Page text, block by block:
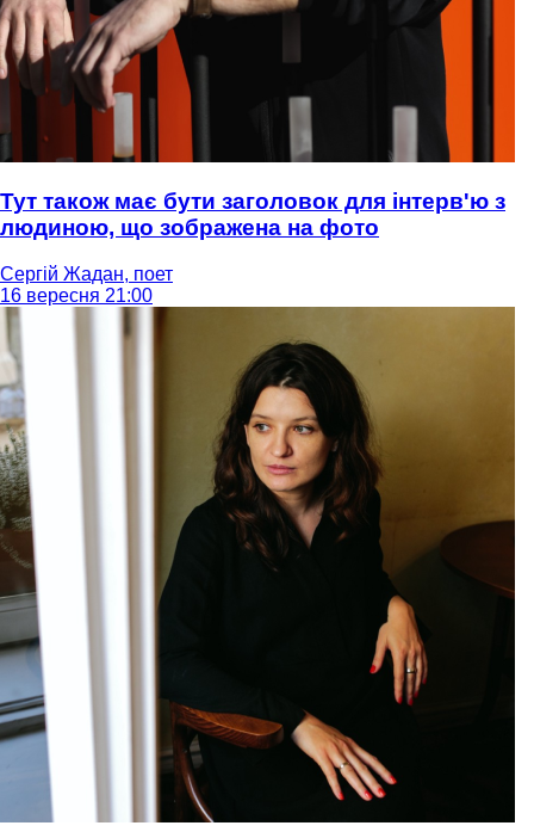
Тут також має бути заголовок для інтерв'ю з
людиною, що зображена на фото
Сергій Жадан, поет
16 вересня 21:00